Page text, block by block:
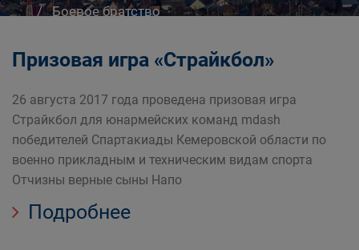
Боевое братство
Призовая игра «Страйкбол»
26 августа 2017 года проведена призовая игра
Страйкбол для юнармейских команд mdash
победителей Спартакиады Кемеровской области по
военно прикладным и техническим видам спорта
Отчизны верные сыны Напо
Подробнее